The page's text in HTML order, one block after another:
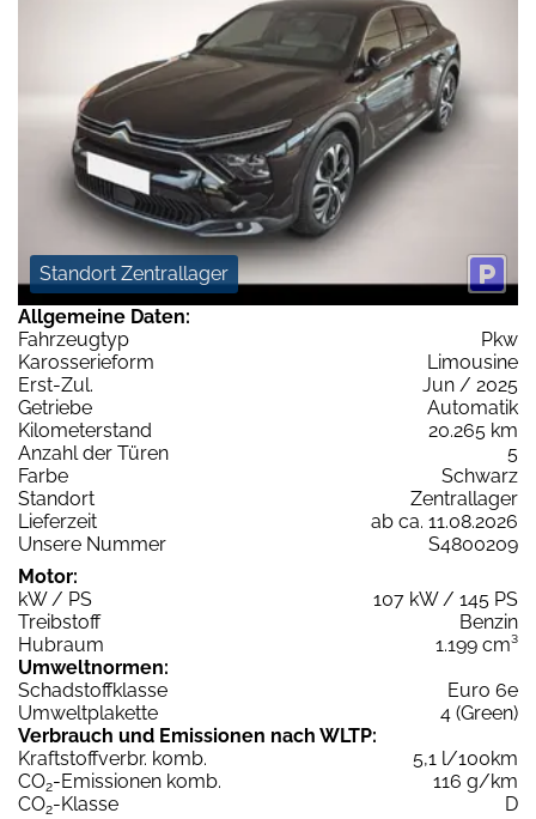
Standort Zentrallager
Allgemeine Daten:
Fahrzeugtyp
Pkw
Karosserieform
Limousine
Erst-Zul.
Jun / 2025
Getriebe
Automatik
Kilometerstand
20.265 km
Anzahl der Türen
5
Farbe
Schwarz
Standort
Zentrallager
Lieferzeit
ab ca. 11.08.2026
Unsere Nummer
S4800209
Motor:
kW / PS
107 kW / 145 PS
Treibstoff
Benzin
Hubraum
1.199 cm³
Umweltnormen:
Schadstoffklasse
Euro 6e
Umweltplakette
4 (Green)
Verbrauch und Emissionen nach WLTP:
Kraftstoffverbr. komb.
5,1 l/100km
CO2-Emissionen komb.
116 g/km
CO2-Klasse
D